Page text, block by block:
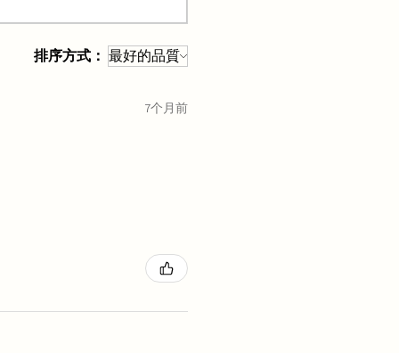
排序方式：
7个月前